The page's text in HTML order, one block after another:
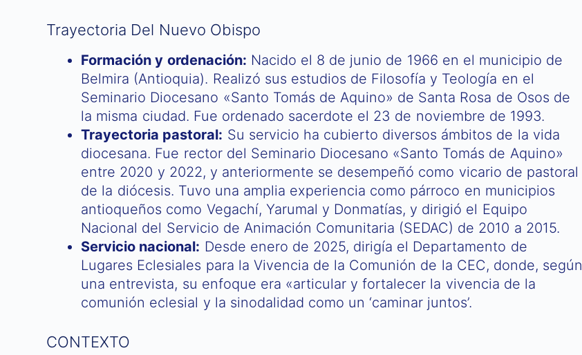
Trayectoria Del Nuevo Obispo
Formación y ordenación: Nacido el 8 de junio de 1966 en el municipio de
Belmira (Antioquia). Realizó sus estudios de Filosofía y Teología en el
Seminario Diocesano «Santo Tomás de Aquino» de Santa Rosa de Osos de
la misma ciudad. Fue ordenado sacerdote el 23 de noviembre de 1993.
Trayectoria pastoral: Su servicio ha cubierto diversos ámbitos de la vida
diocesana. Fue rector del Seminario Diocesano «Santo Tomás de Aquino»
entre 2020 y 2022, y anteriormente se desempeñó como vicario de pastoral
de la diócesis. Tuvo una amplia experiencia como párroco en municipios
antioqueños como Vegachí, Yarumal y Donmatías, y dirigió el Equipo
Nacional del Servicio de Animación Comunitaria (SEDAC) de 2010 a 2015.
Servicio nacional: Desde enero de 2025, dirigía el Departamento de
Lugares Eclesiales para la Vivencia de la Comunión de la CEC, donde, según
una entrevista, su enfoque era «articular y fortalecer la vivencia de la
comunión eclesial y la sinodalidad como un ‘caminar juntos’.
CONTEXTO